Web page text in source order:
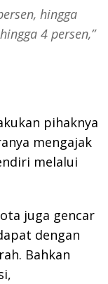
hingga
4 persen,”
pihaknya
mengajak
melalui
juga gencar
dengan
Bahkan